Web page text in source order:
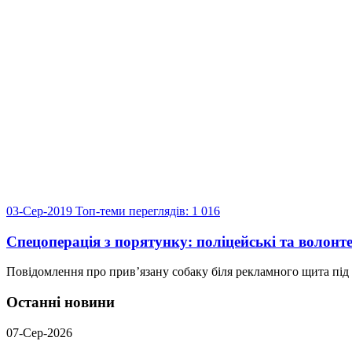
03-Сер-2019 Топ-теми переглядів: 1 016
Спецоперація з порятунку: поліцейські та
Повідомлення про прив’язану собаку біля рекламного щита
Останні новини
07-Сер-2026